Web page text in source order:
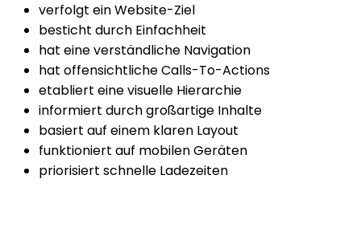
verfolgt ein Website-Ziel
besticht durch Einfachheit
hat eine verständliche Navigation
hat offensichtliche Calls-To-Actions
etabliert eine visuelle Hierarchie
informiert durch großartige Inhalte
basiert auf einem klaren Layout
funktioniert auf mobilen Geräten
priorisiert schnelle Ladezeiten